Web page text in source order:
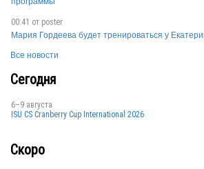
USA
00:41 от poster
Мария Гордеева будет тренироваться у
Все новости
Сегодня
6–9 августа
ISU CS Cranberry Cup International 2026
Скоро